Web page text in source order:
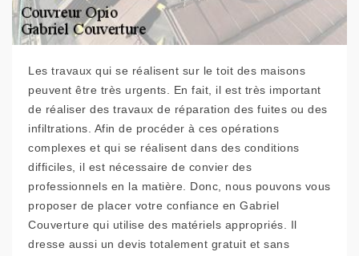
Les travaux qui se réalisent sur le toit des maisons
peuvent être très urgents. En fait, il est très important
de réaliser des travaux de réparation des fuites ou des
infiltrations. Afin de procéder à ces opérations
complexes et qui se réalisent dans des conditions
difficiles, il est nécessaire de convier des
professionnels en la matière. Donc, nous pouvons vous
proposer de placer votre confiance en Gabriel
Couverture qui utilise des matériels appropriés. Il
dresse aussi un devis totalement gratuit et sans